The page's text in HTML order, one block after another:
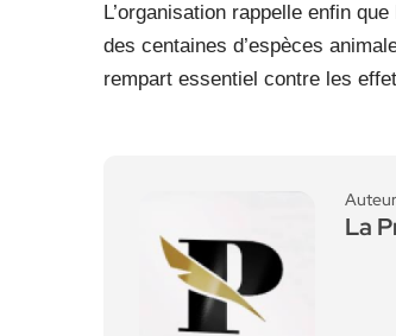
L’organisation rappelle enfin
des centaines d’espèces
rempart essentiel contre les
Auteur
La